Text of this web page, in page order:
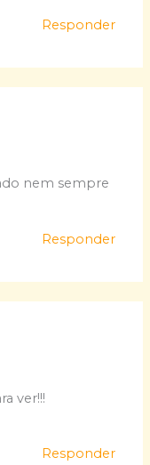
Responder
nem sempre
Responder
ver!!!
Responder